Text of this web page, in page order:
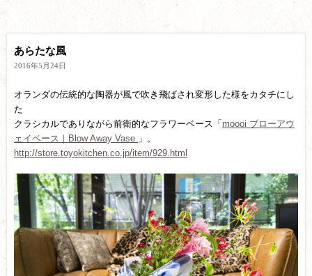
あらたな風
2016年5月24日
オランダの伝統的な陶器が風で吹き飛ばされ変形した様をカタチにし
た
クラシカルでありながら前衛的なフラワーベース「 moooi ブローアウ
ェイベース｜Blow Away Vase 」。
http://store.toyokitchen.co.jp/item/929.html